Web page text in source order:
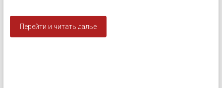
Перейти и читать далье